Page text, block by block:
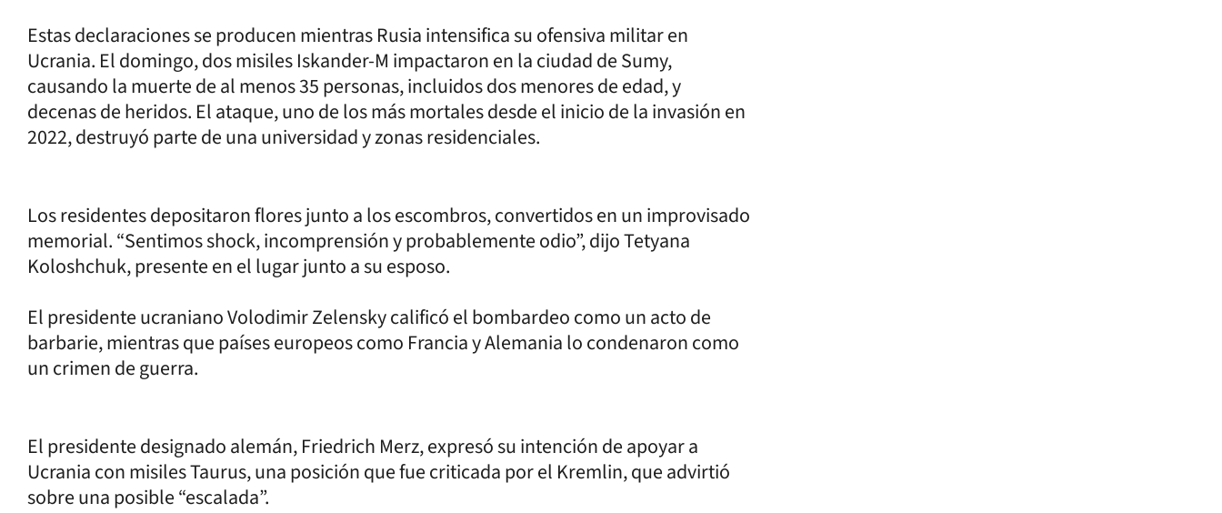
Estas declaraciones se producen mientras Rusia intensifica su ofensiva militar en
Ucrania. El domingo, dos misiles Iskander-M impactaron en la ciudad de Sumy,
causando la muerte de al menos 35 personas, incluidos dos menores de edad, y
decenas de heridos. El ataque, uno de los más mortales desde el inicio de la invasión en
2022, destruyó parte de una universidad y zonas residenciales.
Los residentes depositaron flores junto a los escombros, convertidos en un improvisado
memorial. “Sentimos shock, incomprensión y probablemente odio”, dijo Tetyana
Koloshchuk, presente en el lugar junto a su esposo.
El presidente ucraniano Volodimir Zelensky calificó el bombardeo como un acto de
barbarie, mientras que países europeos como Francia y Alemania lo condenaron como
un crimen de guerra.
El presidente designado alemán, Friedrich Merz, expresó su intención de apoyar a
Ucrania con misiles Taurus, una posición que fue criticada por el Kremlin, que advirtió
sobre una posible “escalada”.